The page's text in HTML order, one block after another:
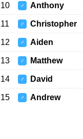
10 ♂ Anthony
11 ♂ Christopher
12 ♂ Aiden
13 ♂ Matthew
14 ♂ David
15 ♂ Andrew